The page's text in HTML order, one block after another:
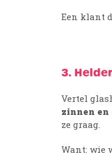
Een klant
3.
Vertel
zinnen en
ze graag.
Want: wie